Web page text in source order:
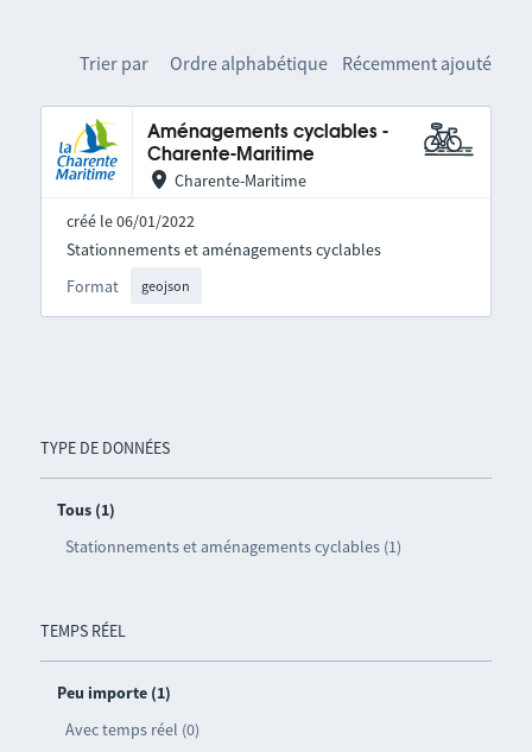
TYPE DE DONNÉES
Tous (1)
Stationnements et aménagements cyclables (1)
TEMPS RÉEL
Peu importe (1)
Avec temps réel (0)
Trier par Ordre alphabétique Récemment ajouté
Aménagements cyclables -
Charente-Maritime
Charente-Maritime
créé le 06/01/2022
Format geojson
Stationnements et aménagements cyclables